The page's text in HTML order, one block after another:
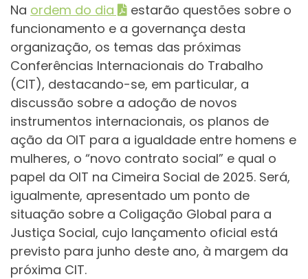
Na ordem do dia
estarão questões sobre o
funcionamento e a governança desta
organização, os temas das próximas
Conferências Internacionais do Trabalho
(CIT), destacando-se, em particular, a
discussão sobre a adoção de novos
instrumentos internacionais, os planos de
ação da OIT para a igualdade entre homens e
mulheres, o “novo contrato social” e qual o
papel da OIT na Cimeira Social de 2025. Será,
igualmente, apresentado um ponto de
situação sobre a Coligação Global para a
Justiça Social, cujo lançamento oficial está
previsto para junho deste ano, à margem da
próxima CIT.